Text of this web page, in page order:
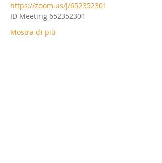
https://zoom.us/j/652352301
ID Meeting 652352301
Mostra di più